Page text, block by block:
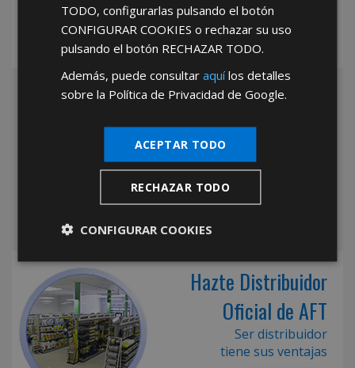
Hazte Distribuidor
Oficial de AFT
Ser distribuidor
tiene sus ventajas
TODO, configurarlas pulsando el botón
CONFIGURAR COOKIES o rechazar su uso
pulsando el botón RECHAZAR TODO.
Además, puede consultaraquílos detalles
sobre la Política de Privacidad de Google.
ACEPTAR TODO
RECHAZAR TODO
CONFIGURAR COOKIES